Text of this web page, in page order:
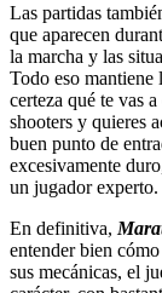
Las partidas
que aparecen
la marcha y las
Todo eso mantiene
certeza qué te vas
shooters y quieres
buen punto de
excesivamente
un jugador experto.
En definitiva,
entender bien
sus mecánicas, el